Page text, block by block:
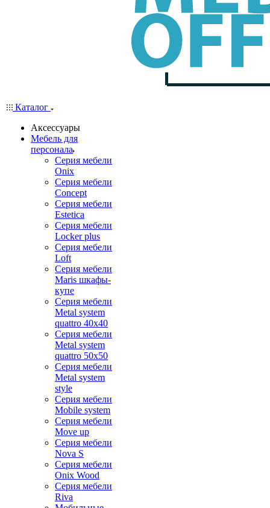
Каталог
Аксессуары
Мебель для
персонала
Серия мебели
Onix
Серия мебели
Concept
Серия мебели
Estetica
Серия мебели
Locker plus
Серия мебели
Loft
Серия мебели
Maris шкафы-
купе
Серия мебели
Metal system
quattro 40x40
Серия мебели
Metal system
quattro 50x50
Серия мебели
Metal system
style
Серия мебели
Mobile system
Серия мебели
Move up
Серия мебели
Nova S
Серия мебели
Onix Wood
Серия мебели
Riva